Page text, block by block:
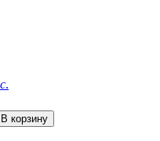
.